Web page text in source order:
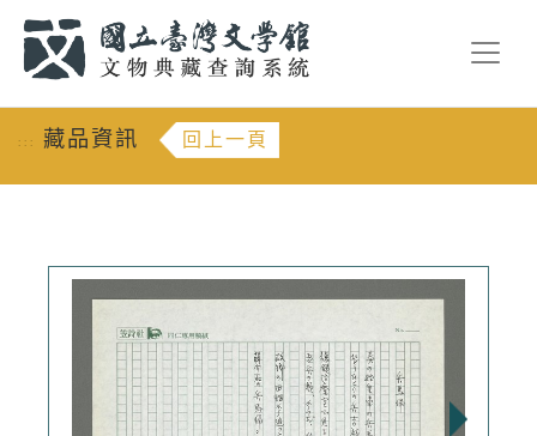
::: 藏品資訊 回上一頁